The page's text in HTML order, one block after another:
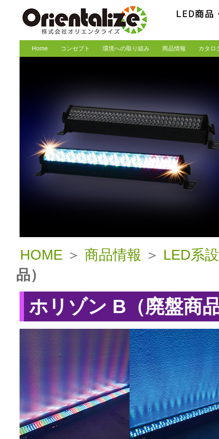
Home コンセプト 環境への取り組み 商品情報 カタロ
HOME ＞ 商品情報 ＞ LED系
品）
ホリゾン B（廃盤商